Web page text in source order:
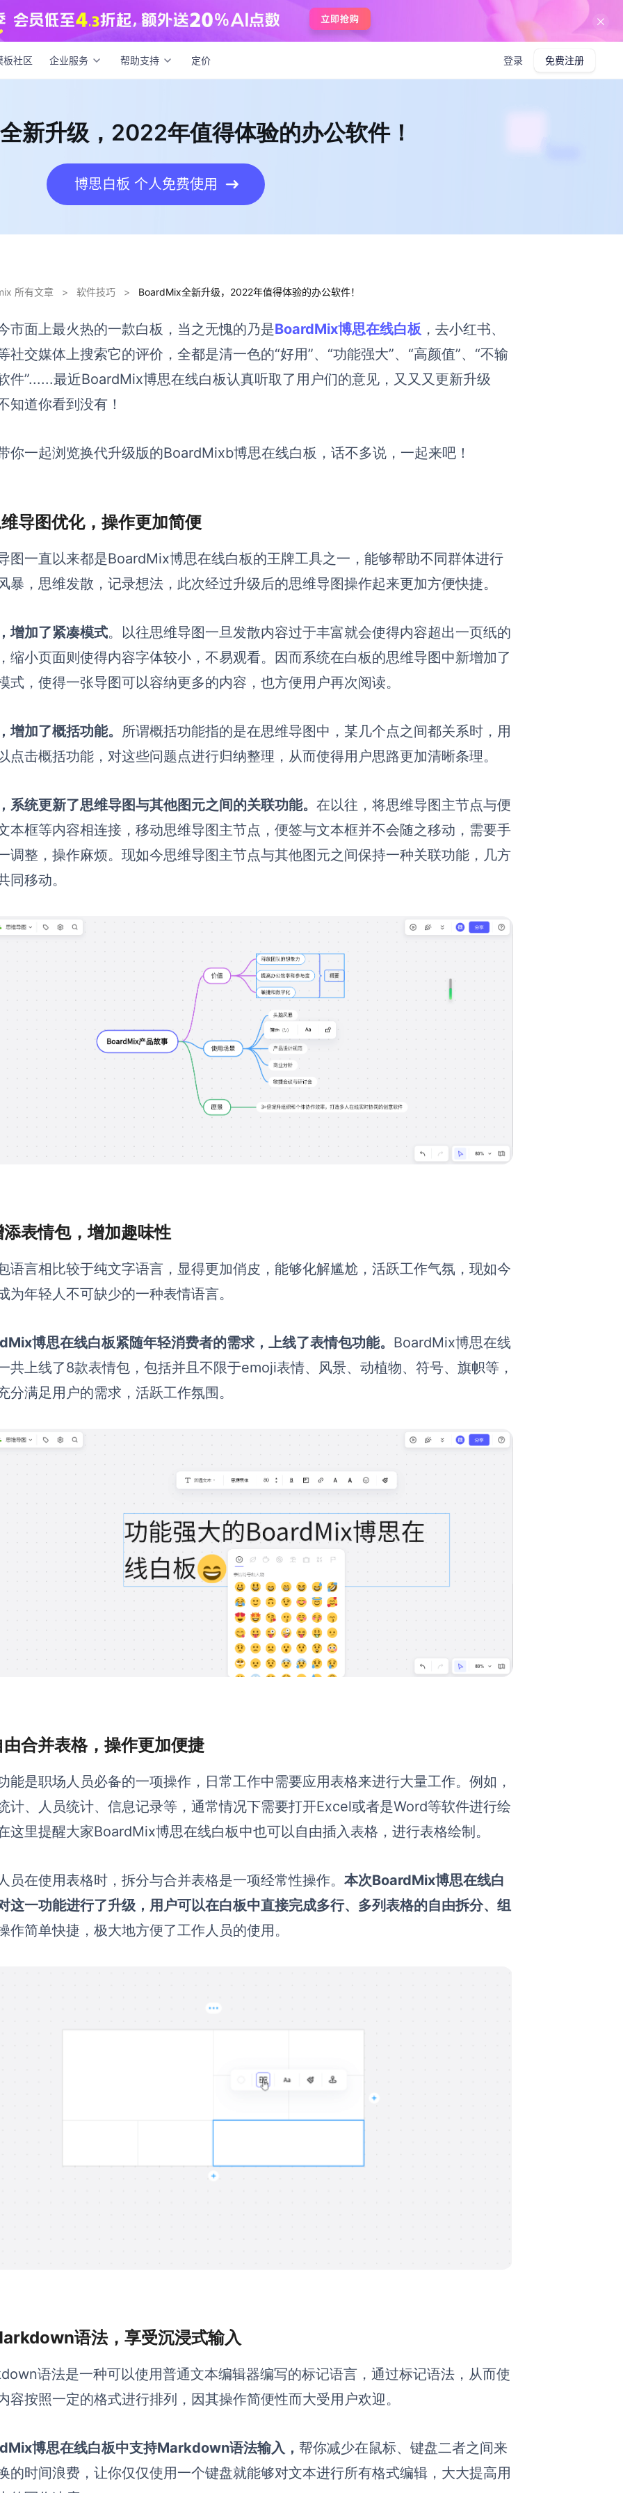
板社区 企业服务 帮助支持 定价 登录 免费注册
全新升级，2022年值得体验的办公软件！
新升级，2022年值得体验的办公软件！
博思白板 个人免费使用
所有文章 > 软件技巧 > BoardMix全新升级，2022年值得体验的办公软件！
市面上最火热的一款白板，当之无愧的乃是BoardMix博思在线白板 ，去小红书、
社交媒体上搜索它的评价，全都是清一色的“好用”、 “功能强大”、 “高颜值”、 “不输
件”......最近BoardMix博思在线白板认真听取了用户们的意见，又又又更新升级
知道你看到没有！
你一起浏览换代升级版的BoardMixb博思在线白板，话不多说，一起来吧！
导图优化，操作更加简便
图一直以来都是BoardMix博思在线白板的王牌工具之一，能够帮助不同群体进行
暴，思维发散，记录想法，此次经过升级后的思维导图操作起来更加方便快捷。
增加了紧凑模式。以往思维导图一旦发散内容过于丰富就会使得内容超出一页纸的
缩小页面则使得内容字体较小，不易观看。因而系统在白板的思维导图中新增加了
式，使得一张导图可以容纳更多的内容，也方便用户再次阅读。
增加了概括功能。 所谓概括功能指的是在思维导图中，某几个点之间都关系时，用
点击概括功能，对这些问题点进行归纳整理，从而使得用户思路更加清晰条理。
系统更新了思维导图与其他图元之间的关联功能。在以往，将思维导图主节点与便
本框等内容相连接，移动思维导图主节点，便签与文本框并不会随之移动，需要手
调整，操作麻烦。现如今思维导图主节点与其他图元之间保持一种关联功能，几方
同移动。
表情包，增加趣味性
语言相比较于纯文字语言，显得更加俏皮，能够化解尴尬，活跃工作气氛，现如今
为年轻人不可缺少的一种表情语言。
博思在线白板紧随年轻消费者的需求，上线了表情包功能。 BoardMix博思在线
共上线了8款表情包，包括并且不限于emoji表情、风景、动植物、符号、旗帜等，
分满足用户的需求，活跃工作氛围。
合并表格，操作更加便捷
能是职场人员必备的一项操作，日常工作中需要应用表格来进行大量工作。例如 ，
计、人员统计、信息记录等，通常情况下需要打开Excel或者是Word等软件进行绘
这里提醒大家BoardMix博思在线白板中也可以自由插入表格，进行表格绘制。
员在使用表格时，拆分与合并表格是一项经常性操作。本次BoardMix博思在线白
这一功能进行了升级，用户可以在白板中直接完成多行、多列表格的自由拆分、组
作简单快捷，极大地方便了工作人员的使用。
语法，享受沉浸式输入
语法是一种可以使用普通文本编辑器编写的标记语言，通过标记语法，从而使
容按照一定的格式进行排列，因其操作简便性而大受用户欢迎。
博思在线白板中支持Markdown语法输入，帮你减少在鼠标、键盘二者之间来
的时间浪费，让你仅仅使用一个键盘就能够对文本进行所有格式编辑，大大提高用